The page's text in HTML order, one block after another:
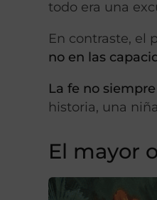
todo era una
En contraste, el
no en las
La fe no
historia, una
El mayor